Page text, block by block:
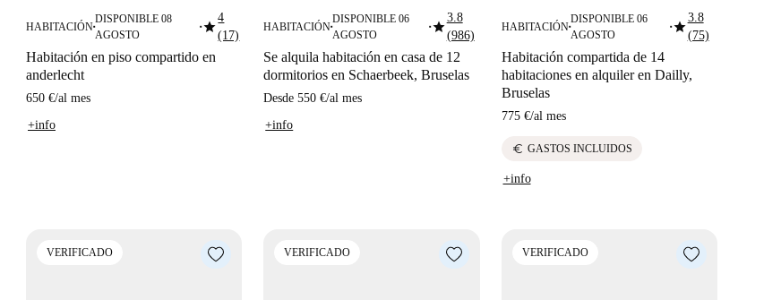
HABITACIÓN■
DISPONIBLE 08
AGOSTO
■star4
(17)
Habitación en piso compartido en
anderlecht
650 €/al mes
+info
HABITACIÓN■
DISPONIBLE 06
AGOSTO
■star3.8
(986)
Se alquila habitación en casa de 12
dormitorios en Schaerbeek, Bruselas
Desde 550 €/al mes
+info
HABITACIÓN■
DISPONIBLE 06
AGOSTO
■star3.8
(75)
Habitación compartida de 14
habitaciones en alquiler en Dailly,
Bruselas
775 €/al mes
euro GASTOS INCLUIDOS
+info
VERIFICADO VERIFICADO VERIFICADO